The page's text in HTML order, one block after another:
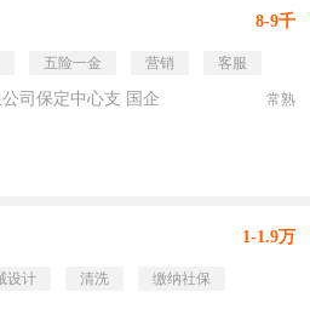
8-9千
五险一金 营销 客服
司保定中心支 国企 常熟
1-1.9万
设计 清洗
缴纳社保